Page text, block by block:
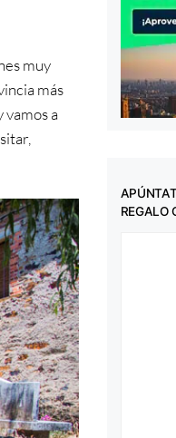
muy
más
vamos a
REGALO